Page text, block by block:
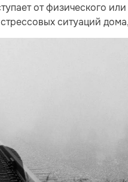
от физического
ситуаций